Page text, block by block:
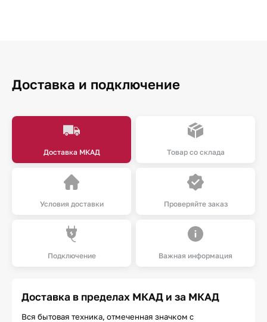
Доставка и подключение
Доставка МКАД Товар со склада
Условия доставки Проверяйте заказ
Подключение Важная информация
Доставка в пределах МКАД и за МКАД
Вся бытовая техника, отмеченная значком с